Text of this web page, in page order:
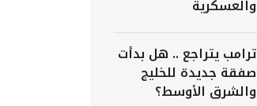
والعسكرية
ترامب يتراجع .. هل بدأت
صفقة جديدة للخليج
والشرق الأوسط؟